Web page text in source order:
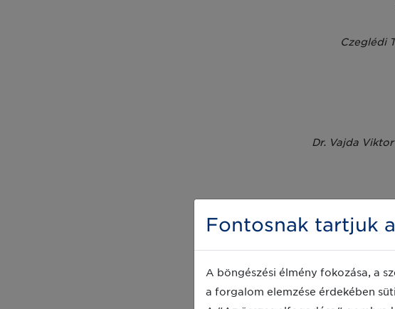
Czeglédi
Dr. Vajda Viktor
Fontosnak tartjuk
A böngészési élmény fokozása, a
a forgalom elemzése érdekében